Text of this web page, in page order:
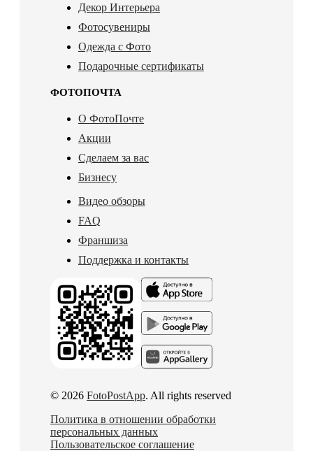
Декор Интерьера
Фотосувениры
Одежда с Фото
Подарочные сертификаты
ФОТОПОЧТА
О ФотоПочте
Акции
Сделаем за вас
Бизнесу
Видео обзоры
FAQ
Франшиза
Поддержка и контакты
© 2026 FotoPostApp. All rights reserved
Политика в отношении обработки
персональных данных
Пользовательское соглашение